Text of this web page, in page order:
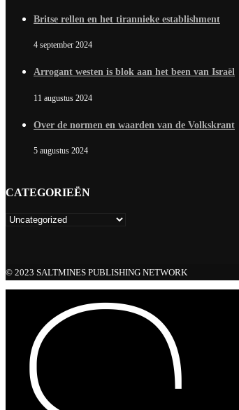
Britse rellen en het tirannieke establishment
4 september 2024
Arrogant westen is blok aan het been van Israël
11 augustus 2024
Over de normen en waarden van de Volkskrant
5 augustus 2024
CATEGORIEËN
© 2023 SALTMINES PUBLISHING NETWORK